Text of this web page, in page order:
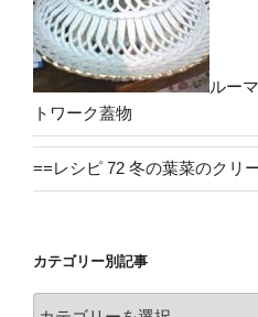
ルー
トワーク蓋物
==レシピ 72 冬の葉菜のクリ
カテゴリー別記事